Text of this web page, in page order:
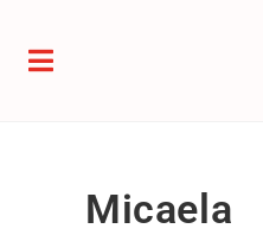
Micaela